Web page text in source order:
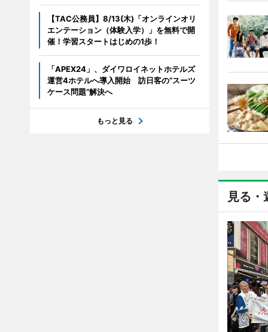
見る・
【TAC公務員】8/13(木)「オンラインオリ
エンテーション（体験入学）」を無料で開
催！学習スタートはじめの1歩！
「APEX24」、ダイワロイネットホテルズ
運営4ホテルへ導入開始 訪日客の“スーツ
ケース問題”解決へ
もっと見る